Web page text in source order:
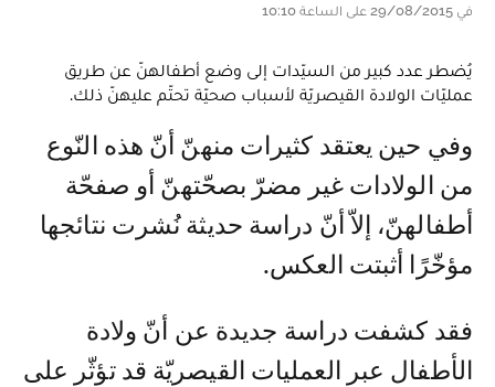
في 29/08/2015 على الساعة 10:10
يُضطر عدد كبير من السيّدات إلى وضع أطفالهنّ عن طريق
عمليّات الولادة القيصريّة لأسباب صحيّة تحتّم عليهنّ ذلك.
وفي حين يعتقد كثيرات منهنّ أنّ هذه النّوع
من الولادات غير مضرّ بصحّتهنّ أو صفحّة
أطفالهنّ، إلاّ أنّ دراسة حديثة نُشرت نتائجها
مؤخّرًا أثبتت العكس.
فقد كشفت دراسة جديدة عن أنّ ولادة
الأطفال عبر العمليات القيصريّة قد تؤثّر على